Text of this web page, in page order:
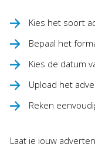
Kies het soort
Bepaal het
Kies de datum
Upload het
Reken
Laat je jouw